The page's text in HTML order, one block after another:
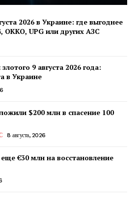
КавПолит
2026 в Украине: где выгоднее
OKKO, UPG или других АЗС
9 августа 2026 года:
в Украине
$200 млн в спасение 100
8 августа, 2026
€30 млн на восстановление